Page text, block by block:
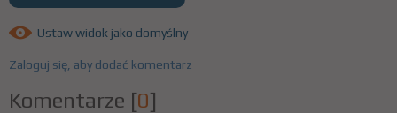
Ustaw widok jako domyślny
Zaloguj się, aby dodać komentarz
Komentarze [0]